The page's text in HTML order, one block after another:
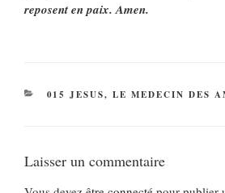
reposent en paix. Amen.
CATÉGORIES
015 JESUS, LE MEDECIN DES
Laisser un commentaire